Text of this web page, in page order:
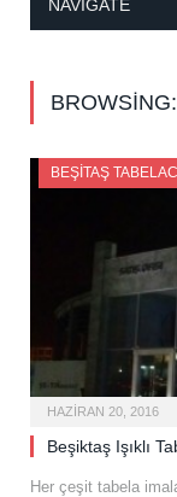
NAVIGATE
BROWSING:
BEŞITAŞ TABELACI
HAZIRAN 20, 2016
Beşiktaş Işıklı
Her çeşit tabela